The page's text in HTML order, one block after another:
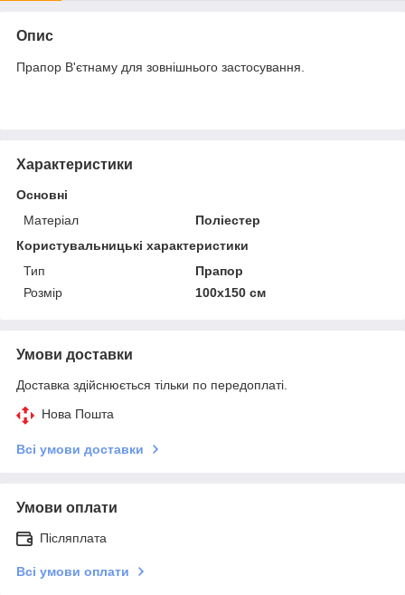
Опис
Прапор В'єтнаму для зовнішнього застосування.
Характеристики
Основні
Матеріал
Поліестер
Користувальницькі характеристики
Тип
Прапор
Розмір
100х150 см
Умови доставки
Доставка здійснюється тільки по передоплаті.
Нова Пошта
Всі умови доставки
Умови оплати
Післяплата
Всі умови оплати